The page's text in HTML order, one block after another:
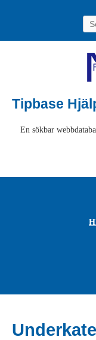
Tipbase
En sökbar